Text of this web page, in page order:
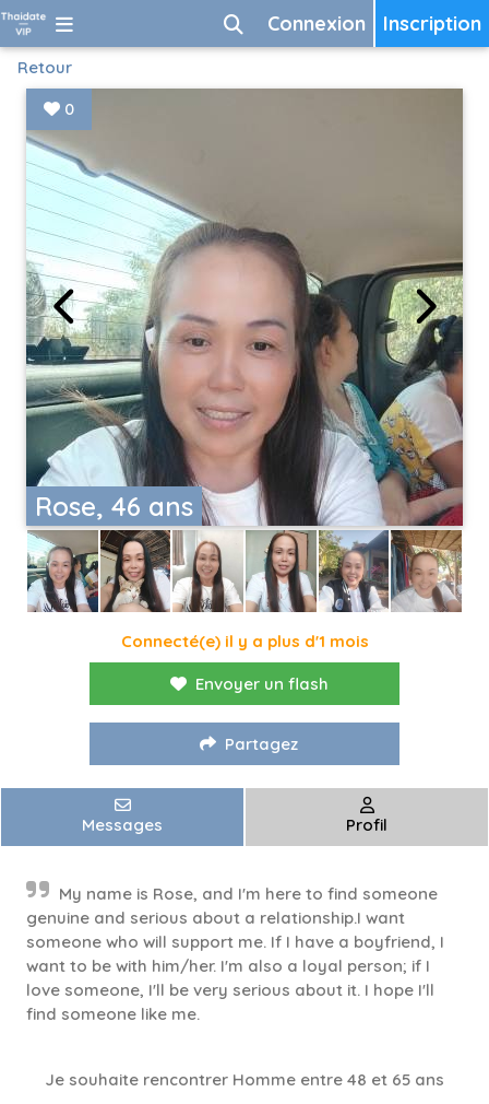
Inscription
Connexion
Retour
Rose, 46 ans
0
Connecté(e) il y a plus d'1 mois
Envoyer un flash
Partagez
Messages Profil
My name is Rose, and I'm here to find someone
genuine and serious about a relationship.I want
someone who will support me. If I have a boyfriend, I
want to be with him/her. I'm also a loyal person; if I
love someone, I'll be very serious about it. I hope I'll
find someone like me.
Je souhaite rencontrer Homme entre 48 et 65 ans